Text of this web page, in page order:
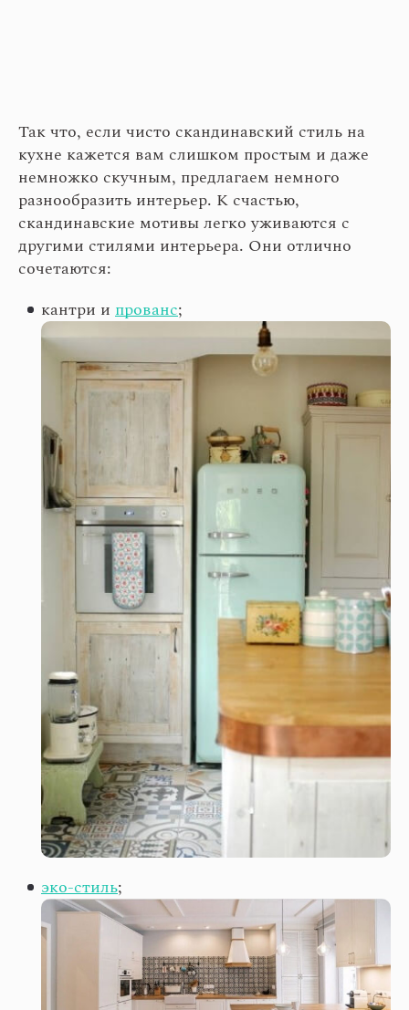
Так что, если чисто скандинавский стиль на
кухне кажется вам слишком простым и даже
немножко скучным, предлагаем немного
разнообразить интерьер. К счастью,
скандинавские мотивы легко уживаются с
другими стилями интерьера. Они отлично
сочетаются:
кантри и прованс;
эко-стиль;